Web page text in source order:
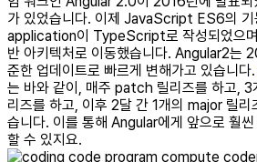
가 있었습니다. 이제 JavaScript ES6의 기
application이 TypeScript로 작성되었으
반 아키텍처로 이동했습니다. Angular2는
준한 업데이트로 빠르게 변해가고 있습니다.
는 바와 같이, 매주 patch 릴리즈를 하고, 3
리즈를 하고, 이후 2달 간 1개의 major 릴리
습니다. 이를 통해 Angular에게 앞으로 훨
할 수 있지요.